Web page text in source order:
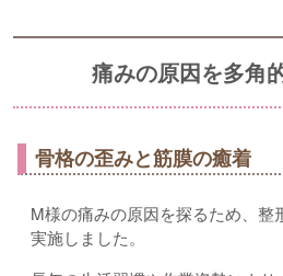
痛みの原因を多角
骨格の歪みと筋膜の癒着
M様の痛みの原因を探るため、整
実施しました。